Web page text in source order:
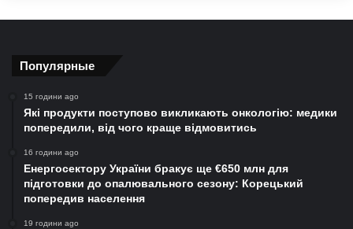
Популярные
15 години ago
Які продукти поступово викликають онкологію: медики
попередили, від чого краще відмовитись
16 години ago
Енергосектору України бракує ще €650 млн для
підготовки до опалювального сезону: Корецький
попередив населення
19 години ago